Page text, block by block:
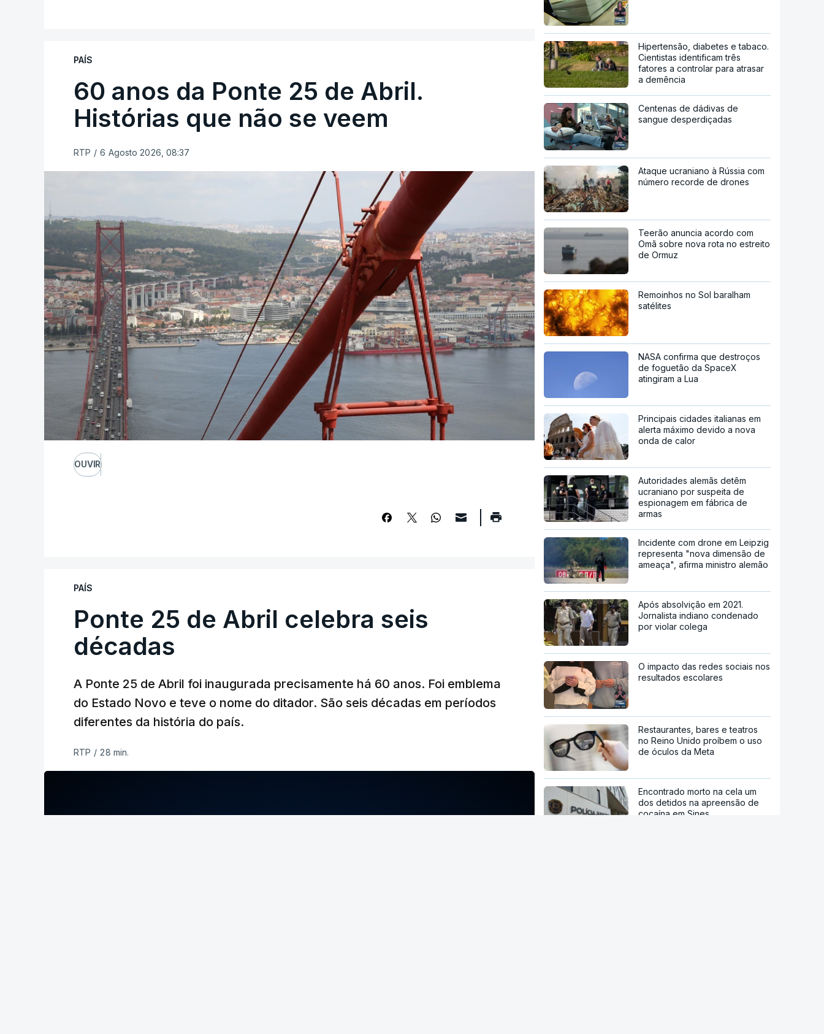
PAÍS
60 anos da Ponte 25 de Abril.
Histórias que não se veem
RTP / 6 Agosto 2026, 08:37
OUVIR
PAÍS
Ponte 25 de Abril celebra seis
décadas
A Ponte 25 de Abril foi inaugurada precisamente há 60 anos. Foi emblema
do Estado Novo e teve o nome do ditador. São seis décadas em períodos
diferentes da história do país.
RTP / 28 min.
Hipertensão, diabetes e tabaco.
Cientistas identificam três
fatores a controlar para atrasar
a demência
Centenas de dádivas de
sangue desperdiçadas
Ataque ucraniano à Rússia com
número recorde de drones
Teerão anuncia acordo com
Omã sobre nova rota no estreito
de Ormuz
Remoinhos no Sol baralham
satélites
NASA confirma que destroços
de foguetão da SpaceX
atingiram a Lua
Principais cidades italianas em
alerta máximo devido a nova
onda de calor
Autoridades alemãs detêm
ucraniano por suspeita de
espionagem em fábrica de
armas
Incidente com drone em Leipzig
representa "nova dimensão de
ameaça", afirma ministro alemão
Após absolvição em 2021.
Jornalista indiano condenado
por violar colega
O impacto das redes sociais nos
resultados escolares
Restaurantes, bares e teatros
no Reino Unido proíbem o uso
de óculos da Meta
Encontrado morto na cela um
dos detidos na apreensão de
cocaína em Sines